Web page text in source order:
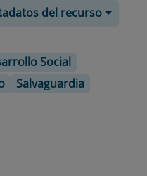
del recurso
Social
Salvaguardia